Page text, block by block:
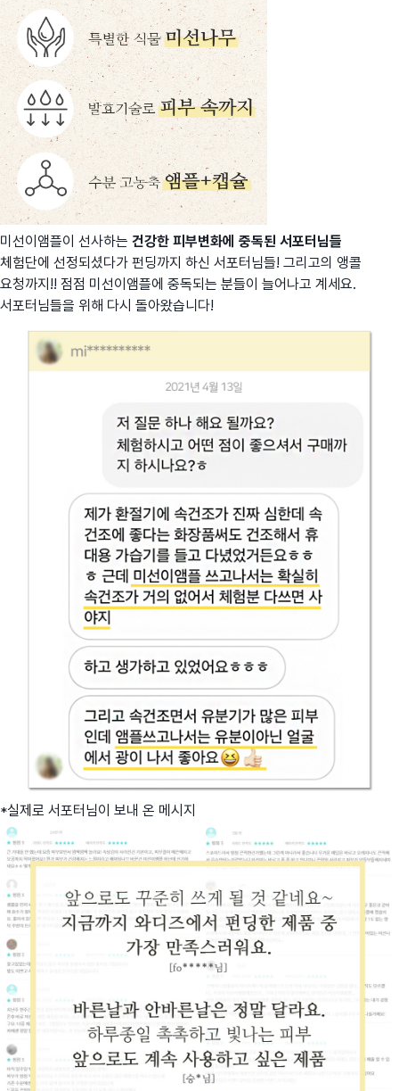
미선이앰플이 선사하는 건강한 피부변화에 중독된 서포터님들
체험단에 선정되셨다가 펀딩까지 하신 서포터님들! 그리고의 앵콜
요청까지!! 점점 미선이앰플에 중독되는 분들이 늘어나고 계세요.
서포터님들을 위해 다시 돌아왔습니다!
*실제로 서포터님이 보내 온 메시지